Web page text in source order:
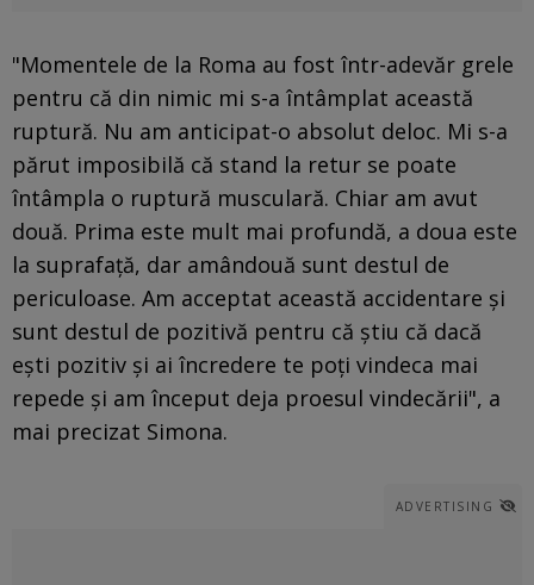
"Momentele de la Roma au fost într-adevăr grele
pentru că din nimic mi s-a întâmplat această
ruptură. Nu am anticipat-o absolut deloc. Mi s-a
părut imposibilă că stand la retur se poate
întâmpla o ruptură musculară. Chiar am avut
două. Prima este mult mai profundă, a doua este
la suprafață, dar amândouă sunt destul de
periculoase. Am acceptat această accidentare și
sunt destul de pozitivă pentru că știu că dacă
ești pozitiv și ai încredere te poți vindeca mai
repede și am început deja proesul vindecării", a
mai precizat Simona.
ADVERTISING